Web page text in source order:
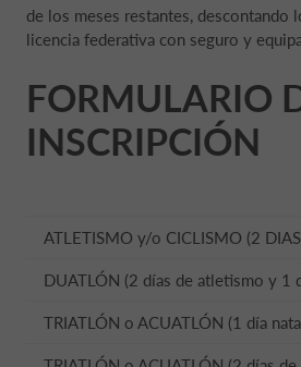
de los meses restantes, descontando
licencia federativa con seguro y
FORMULARIO
INSCRIPCIÓN
ATLETISMO y/o CICLISMO (2
DUATLÓN (2 días de atletismo y 1
TRIATLÓN o ACUATLÓN (1 día